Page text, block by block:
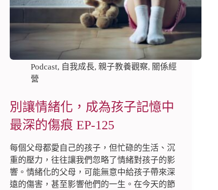
Podcast, 自我成長, 親子教養觀察, 關係經
營
別讓情緒化，成為孩子記憶中
最深的傷痕 EP-125
每個父母都愛自己的孩子，但忙碌的生活、沉
重的壓力，往往讓我們忽略了情緒對孩子的影
響。情緒化的父母，可能無意中給孩子帶來深
遠的傷害，甚至影響他們的一生。在今天的節